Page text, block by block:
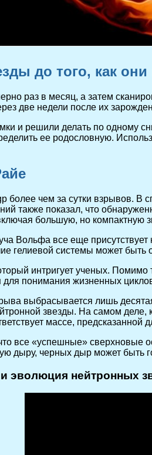
до того, как они
раз в месяц, а затем
две недели после их
и решили делать по одному
ее родословную.
более чем за сутки взрывов.
также показал, что
большую, но компактную
Вольфа все еще
гелиевой системы может
интригует ученых.
понимания жизненных
выбрасывается лишь
звезды. На самом
массе,
все «успешные» сверхновые
дыру, черных дыр может быть
эволюция нейтронных